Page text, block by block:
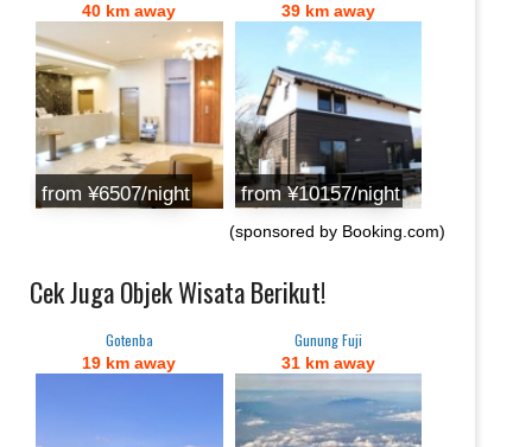
40 km away
from ¥6507/night
39 km away
from ¥10157/night
(sponsored by Booking.com)
Cek Juga Objek Wisata Berikut!
Gotenba
19 km away
Gunung Fuji
31 km away